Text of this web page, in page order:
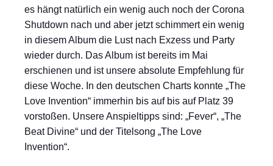
es hängt natürlich ein wenig auch noch der Corona
Shutdown nach und aber jetzt schimmert ein wenig
in diesem Album die Lust nach Exzess und Party
wieder durch. Das Album ist bereits im Mai
erschienen und ist unsere absolute Empfehlung für
diese Woche. In den deutschen Charts konnte „The
Love Invention“ immerhin bis auf bis auf Platz 39
vorstoßen. Unsere Anspieltipps sind: „Fever“, „The
Beat Divine“ und der Titelsong „The Love
Invention“.